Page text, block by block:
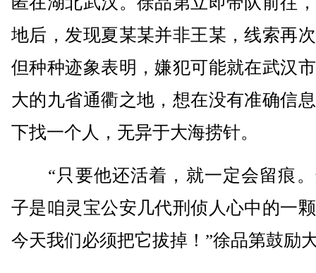
地后，发现夏某某并非王某，线索再
但种种迹象表明，嫌犯可能就在武汉
大的九省通衢之地，想在没有准确信
下找一个人，无异于大海捞针。
“只要他还活着，就一定会留痕。
子是咱灵宝公安几代刑侦人心中的一
今天我们必须把它拔掉！”徐品第鼓励